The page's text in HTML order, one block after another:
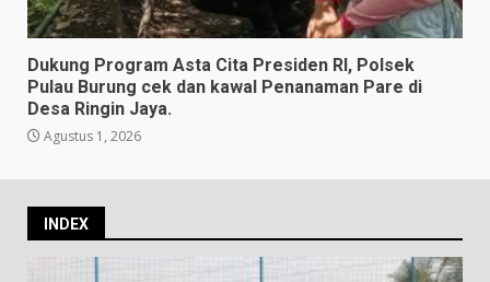
Dukung Program Asta Cita Presiden RI, Polsek
Pulau Burung cek dan kawal Penanaman Pare di
Desa Ringin Jaya.
Agustus 1, 2026
INDEX